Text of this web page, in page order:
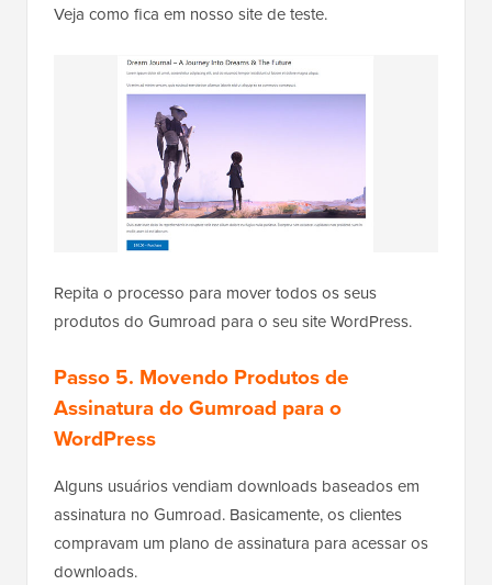
Veja como fica em nosso site de teste.
Repita o processo para mover todos os seus
produtos do Gumroad para o seu site WordPress.
Passo 5. Movendo Produtos de
Assinatura do Gumroad para o
WordPress
Alguns usuários vendiam downloads baseados em
assinatura no Gumroad. Basicamente, os clientes
compravam um plano de assinatura para acessar os
downloads.